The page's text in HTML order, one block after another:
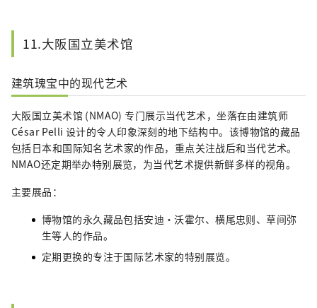
11.大阪国立美术馆
建筑瑰宝中的现代艺术
大阪国立美术馆 (NMAO) 专门展示当代艺术，坐落在由建筑师
César Pelli 设计的令人印象深刻的地下结构中。该博物馆的藏品
包括日本和国际知名艺术家的作品，重点关注战后和当代艺术。
NMAO还定期举办特别展览，为当代艺术提供新鲜多样的视角。
主要展品：
博物馆的永久藏品包括安迪·沃霍尔、横尾忠则、草间弥
生等人的作品。
定期更换的专注于国际艺术家的特别展览。